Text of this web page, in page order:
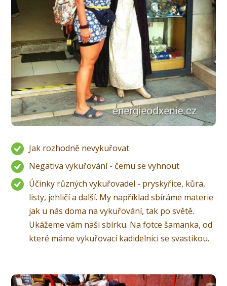
Jak rozhodně nevykuřovat
Negativa vykuřování - čemu se vyhnout
Účinky různých vykuřovadel - pryskyřice, kůra,
listy, jehličí a další. My například sbíráme materie
jak u nás doma na vykuřování, tak po světě.
Ukážeme vám naši sbírku. Na fotce šamanka, od
které máme vykuřovací kadidelnici se svastikou.